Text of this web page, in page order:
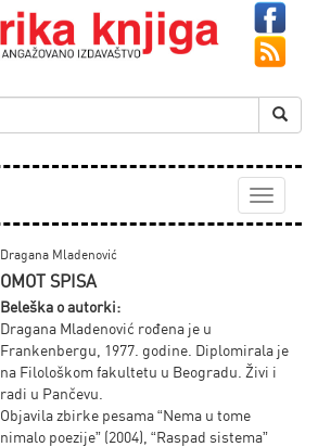
Toggle
Dragana Mladenović
OMOT SPISA
Beleška o autorki:
Dragana Mladenović rođena je u
Frankenbergu, 1977. godine. Diplomirala je
na Filološkom fakultetu u Beogradu. Živi i
radi u Pančevu.
Objavila zbirke pesama “Nema u tome
nimalo poezije” (2004), “Raspad sistema”